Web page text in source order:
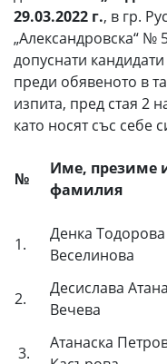
29.03.2022 г., в гр.
„Александровска“ №
допуснати
преди обявеното в
изпита, пред стая 2
като носят със себе
№
Име, презиме
фамилия
1.
Денка Тодорова
Веселинова
2.
Десислава
Вечева
3.
Атанаска